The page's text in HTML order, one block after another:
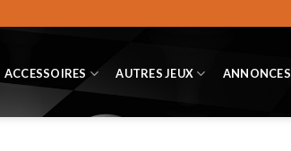
ACCESSOIRES AUTRES JEUX ANNONCES